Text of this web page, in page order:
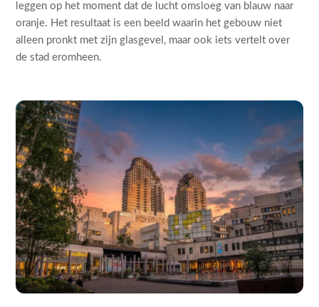
leggen op het moment dat de lucht omsloeg van blauw naar
oranje. Het resultaat is een beeld waarin het gebouw niet
alleen pronkt met zijn glasgevel, maar ook iets vertelt over
de stad eromheen.